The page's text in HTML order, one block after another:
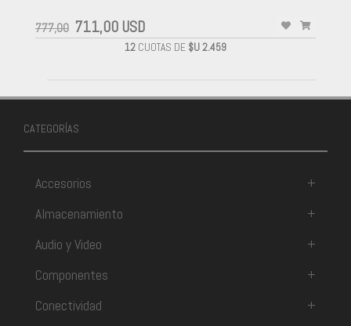
777,00 711,00 USD
12 CUOTAS DE $U 2.459
CATEGORÍAS
Accesorios
+
Almacenamiento
+
Audio y Video
+
Componentes
+
Conectividad
+